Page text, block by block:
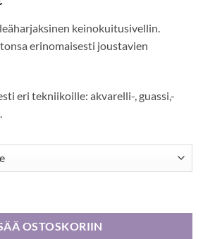
-
6,20 €
keinokuitusivellin.
erinomaisesti joustavien
eri tekniikoille: akvarelli-, guassi,-
OSTOSKORIIN